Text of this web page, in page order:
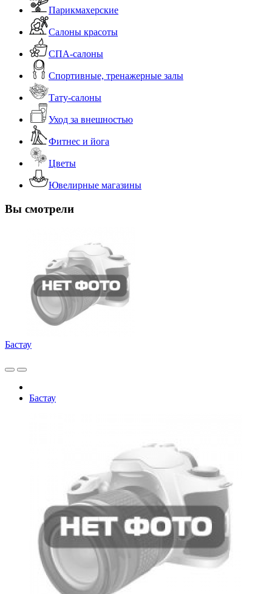
Парикмахерские
Салоны красоты
СПА-салоны
Спортивные, тренажерные залы
Тату-салоны
Уход за внешностью
Фитнес и йога
Цветы
Ювелирные магазины
Вы смотрели
Бастау
Бастау